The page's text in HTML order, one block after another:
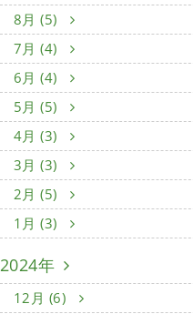
8月 (5)
7月 (4)
6月 (4)
5月 (5)
4月 (3)
3月 (3)
2月 (5)
1月 (3)
2024年
12月 (6)